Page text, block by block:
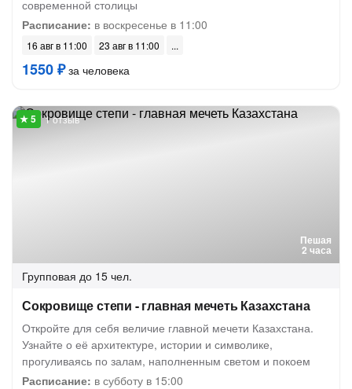
современной столицы
Расписание: в воскресенье в 11:00
16 авг в 11:00 23 авг в 11:00
1550 ₽за человека
Пешая
2 часа
1 отзыв
Групповая до 15 чел.
Сокровище степи - главная мечеть Казахстана
Откройте для себя величие главной мечети Казахстана.
Узнайте о её архитектуре, истории и символике,
прогуливаясь по залам, наполненным светом и покоем
Расписание: в субботу в 15:00